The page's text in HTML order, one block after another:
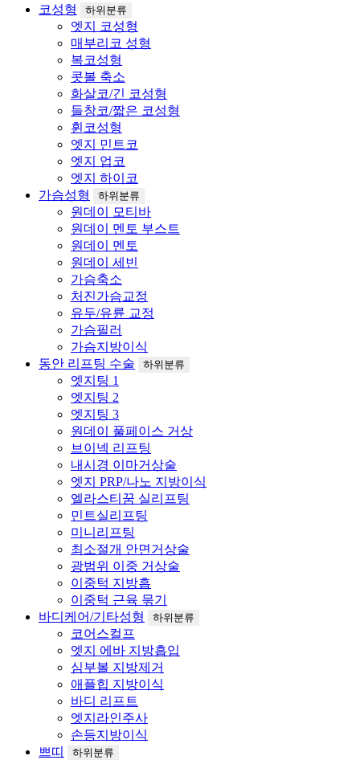
코성형
하위분류
엣지 코성형
매부리코 성형
복코성형
콧볼 축소
화살코/긴 코성형
들창코/짧은 코성형
휜코성형
엣지 민트코
엣지 업코
엣지 하이코
가슴성형
하위분류
원데이 모티바
원데이 멘토 부스트
원데이 멘토
원데이 세빈
가슴축소
처진가슴교정
유두/유륜 교정
가슴필러
가슴지방이식
동안 리프팅 수술
하위분류
엣지팅 1
엣지팅 2
엣지팅 3
원데이 풀페이스 거상
브이넥 리프팅
내시경 이마거상술
엣지 PRP/나노 지방이식
엘라스티꿈 실리프팅
민트실리프팅
미니리프팅
최소절개 안면거상술
광범위 이중 거상술
이중턱 지방흡
이중턱 근육 묶기
바디케어/기타성형
하위분류
코어스컬프
엣지 에바 지방흡입
심부볼 지방제거
애플힙 지방이식
바디 리프트
엣지라인주사
손등지방이식
쁘띠
하위분류